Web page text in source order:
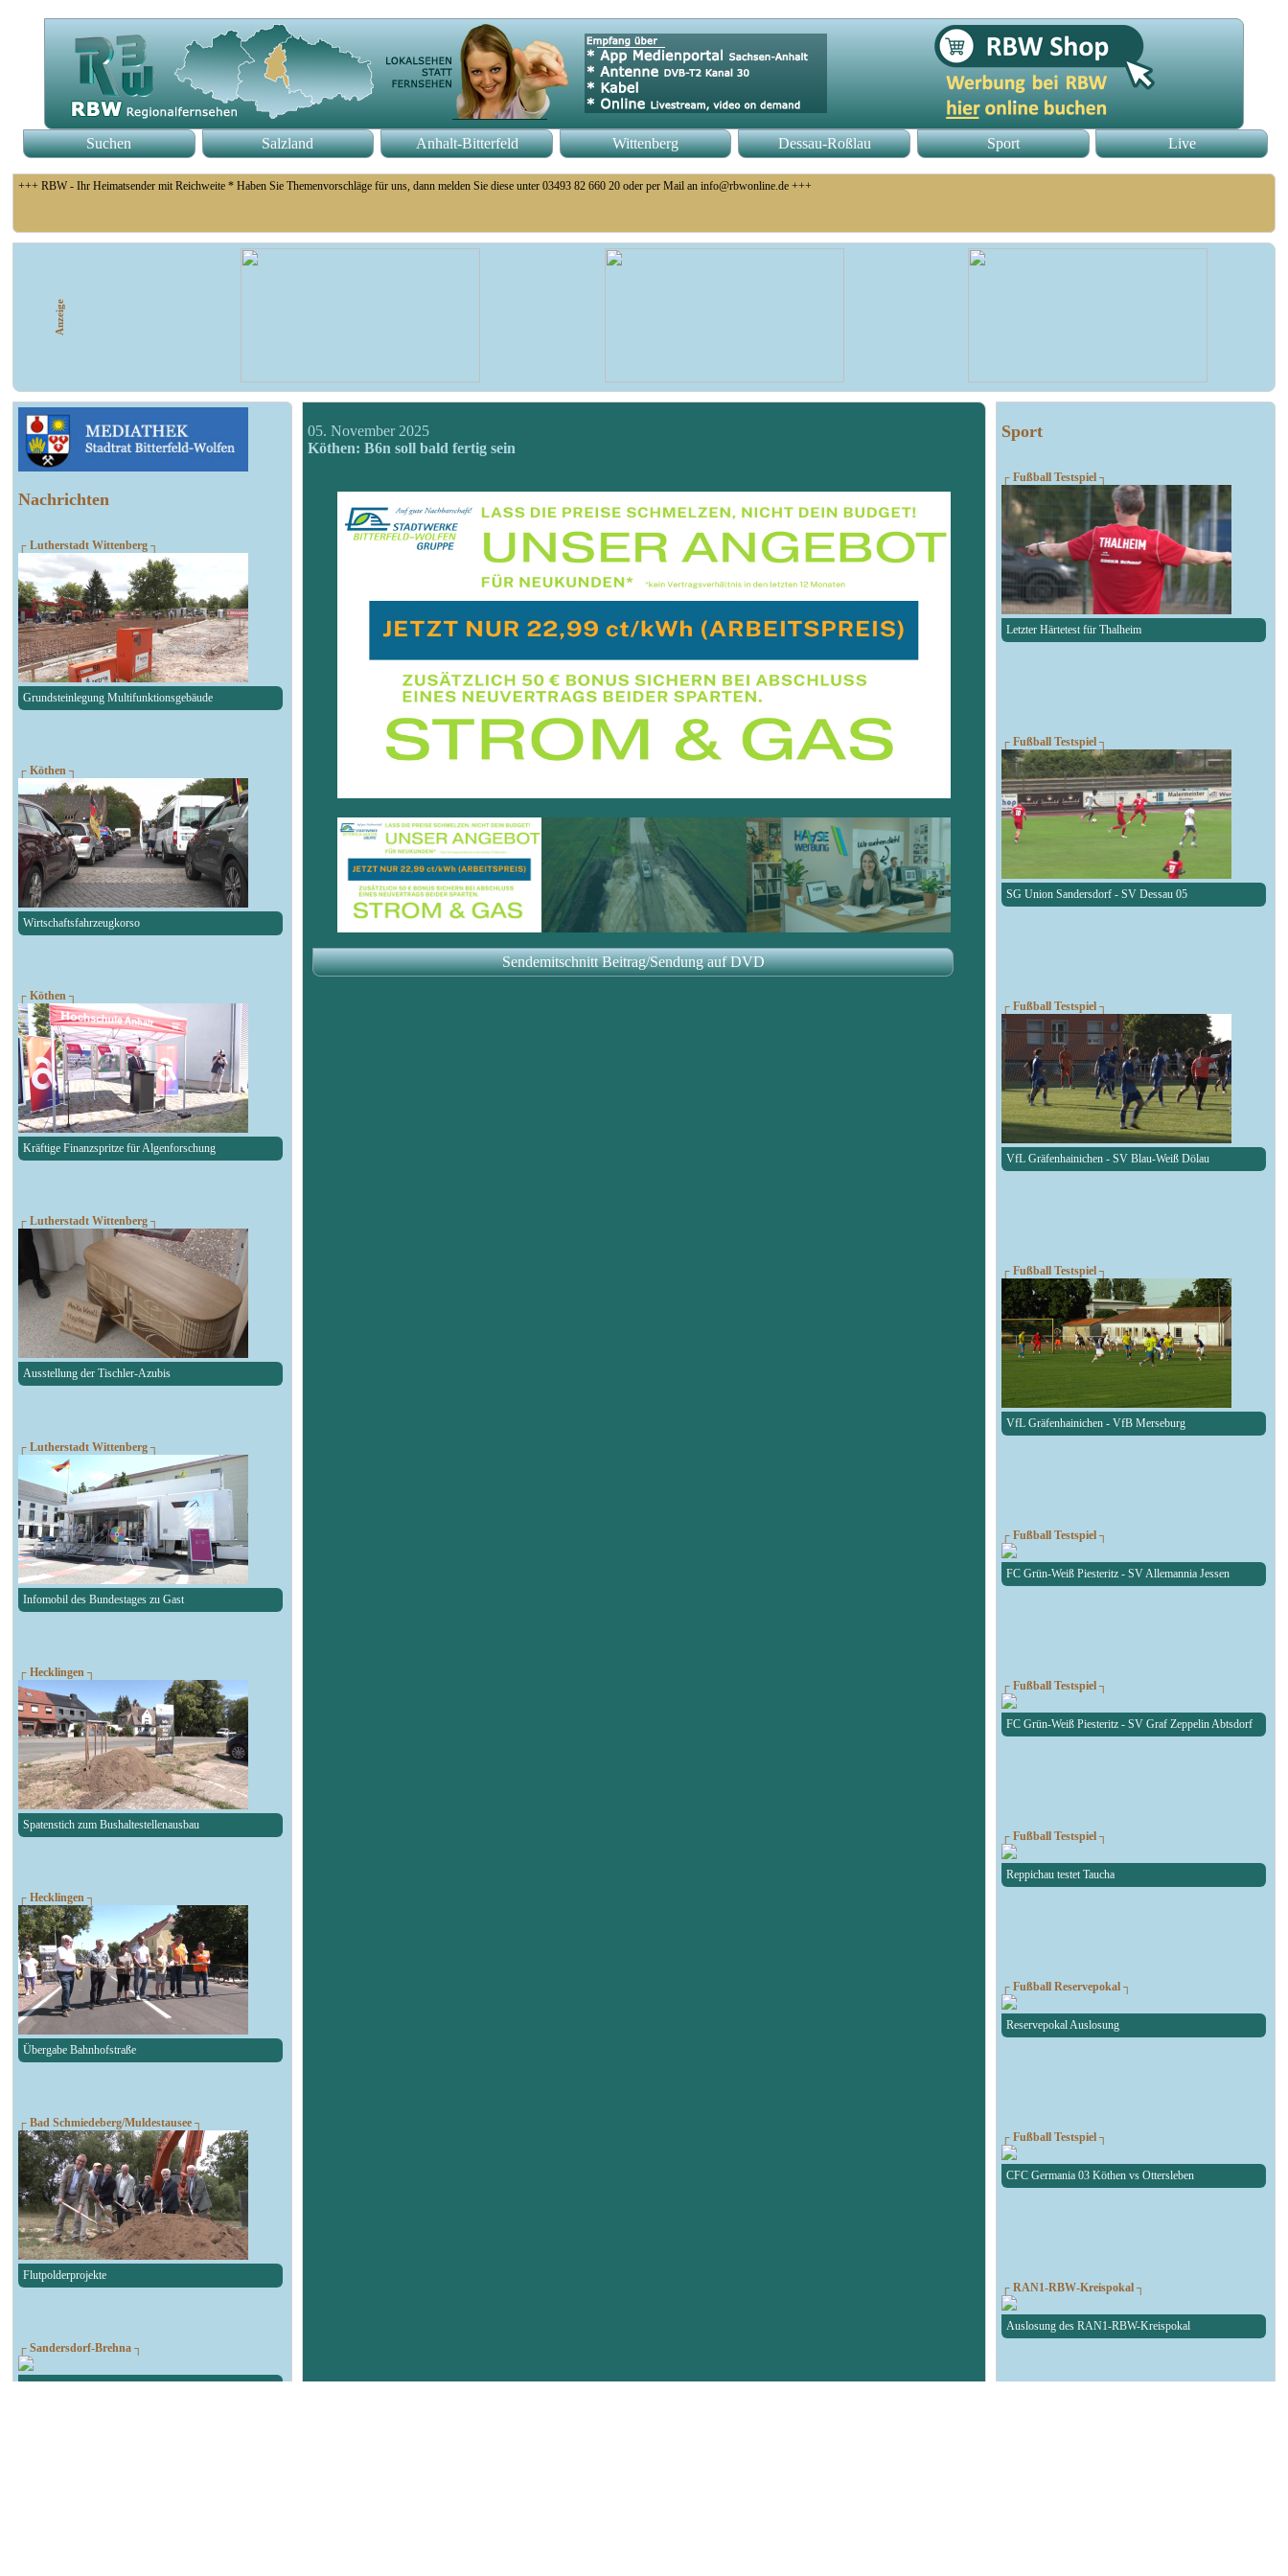
Suchen Salzland Anhalt-Bitterfeld Wittenberg Dessau-Roßlau Sport Live
+++ RBW - Ihr Heimatsender mit Reichweite * Haben Sie Themenvorschläge für uns, dann melden Sie diese unter 03493 82 660 20 oder per Mail an info@rbwonline.de +++
+++ Fußball Oberliga Süd 1. Spieltag: SG Union Sandersdorf - VfB 1921 Krieschow, So 14 Uhr +++
Nachrichten
┌ Lutherstadt Wittenberg ┐
Grundsteinlegung Multifunktionsgebäude
┌ Köthen ┐
Wirtschaftsfahrzeugkorso
┌ Köthen ┐
Kräftige Finanzspritze für Algenforschung
┌ Lutherstadt Wittenberg ┐
Ausstellung der Tischler-Azubis
┌ Lutherstadt Wittenberg ┐
Infomobil des Bundestages zu Gast
┌ Hecklingen ┐
Spatenstich zum Bushaltestellenausbau
┌ Hecklingen ┐
Übergabe Bahnhofstraße
┌ Bad Schmiedeberg/Muldestausee ┐
Flutpolderprojekte
┌ Sandersdorf-Brehna ┐
05. November 2025
Köthen: B6n soll bald fertig sein
Sendemitschnitt Beitrag/Sendung auf DVD
Sport
┌ Fußball Testspiel ┐
Letzter Härtetest für Thalheim
┌ Fußball Testspiel ┐
SG Union Sandersdorf - SV Dessau 05
┌ Fußball Testspiel ┐
VfL Gräfenhainichen - SV Blau-Weiß Dölau
┌ Fußball Testspiel ┐
VfL Gräfenhainichen - VfB Merseburg
┌ Fußball Testspiel ┐
FC Grün-Weiß Piesteritz - SV Allemannia Jessen
┌ Fußball Testspiel ┐
FC Grün-Weiß Piesteritz - SV Graf Zeppelin Abtsdorf
┌ Fußball Testspiel ┐
Reppichau testet Taucha
┌ Fußball Reservepokal ┐
Reservepokal Auslosung
┌ Fußball Testspiel ┐
CFC Germania 03 Köthen vs Ottersleben
┌ RAN1-RBW-Kreispokal ┐
Auslosung des RAN1-RBW-Kreispokal
Anzeige